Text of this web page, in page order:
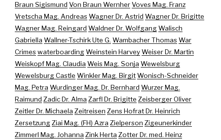
Braun Sigismund Von Braun WernherVoves Mag. Franz
Vretscha Mag. AndreasWagner Dr. Astrid Wagner Dr. Brigitte
Wagner Mag. Reingard Waldner Dr. WolfgangWalisch
Gabriella Wallner-Tschirk Ute G. Wambacher ThomasWar
CrimeswaterboardingWeinstein HarveyWeiser Dr. Martin
Weiskopf Mag. Claudia Weis Mag. Sonja Wewelsburg
Wewelsburg Castle Winkler Mag. BirgitWonisch-Schneider
Mag. Petra Wurdinger Mag. Dr. Bernhard Wurzer Mag.
Raimund Zadic Dr. Alma Zarfl Dr. Brigitte Zeisberger Oliver
Zeitler Dr. Michaela Zeitreisen Zens Hofrat Dr. Heinrich
ZersetzungZiai Mag. (FH) Azra Zielperson Zigeunerkinder
Zimmerl Mag. Johanna Zink Herta Zotter Dr. med. Heinz